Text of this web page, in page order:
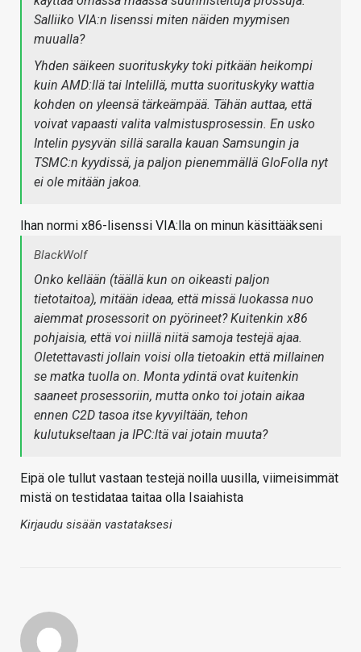
Salliiko VIA:n lisenssi miten näiden myymisen
muualla?
Yhden säikeen suorituskyky toki pitkään heikompi
kuin AMD:llä tai Intelillä, mutta suorituskyky wattia
kohden on yleensä tärkeämpää. Tähän auttaa, että
voivat vapaasti valita valmistusprosessin. En usko
Intelin pysyvän sillä saralla kauan Samsungin ja
TSMC:n kyydissä, ja paljon pienemmällä GloFolla nyt
ei ole mitään jakoa.
Ihan normi x86-lisenssi VIA:lla on minun käsittääkseni
BlackWolf
Onko kellään (täällä kun on oikeasti paljon
tietotaitoa), mitään ideaa, että missä luokassa nuo
aiemmat prosessorit on pyörineet? Kuitenkin x86
pohjaisia, että voi niillä niitä samoja testejä ajaa.
Oletettavasti jollain voisi olla tietoakin että millainen
se matka tuolla on. Monta ydintä ovat kuitenkin
saaneet prosessoriin, mutta onko toi jotain aikaa
ennen C2D tasoa itse kyvyiltään, tehon
kulutukseltaan ja IPC:ltä vai jotain muuta?
Eipä ole tullut vastaan testejä noilla uusilla, viimeisimmät
mistä on testidataa taitaa olla Isaiahista
Kirjaudu sisään vastataksesi